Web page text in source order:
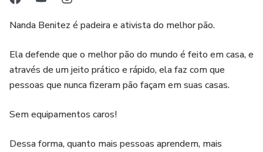
Nanda Benitez é padeira e ativista do melhor pão.
Ela defende que o melhor pão do mundo é feito em casa, e
através de um jeito prático e rápido, ela faz com que
pessoas que nunca fizeram pão façam em suas casas.
Sem equipamentos caros!
Dessa forma, quanto mais pessoas aprendem, mais